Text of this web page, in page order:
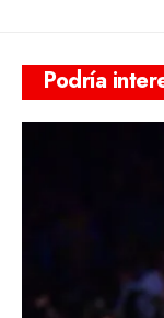
Podría